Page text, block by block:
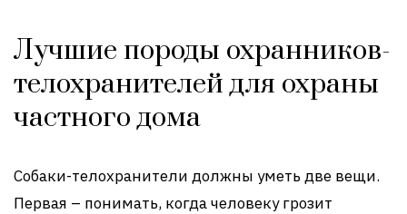
Лучшие породы охранников-
телохранителей для охраны
частного дома
Собаки-телохранители должны уметь две вещи.
Первая – понимать, когда человеку грозит